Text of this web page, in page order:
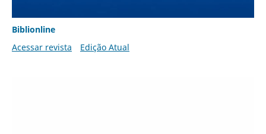
Biblionline
Acessar revista
Edição Atual